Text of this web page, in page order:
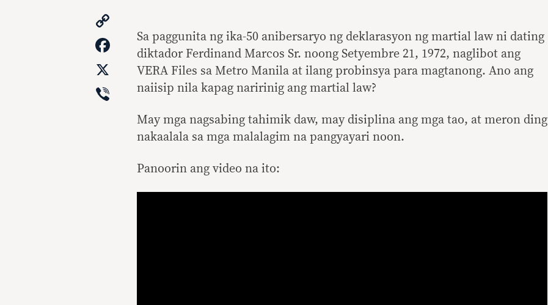
Link
Facebook
Viber
Sa paggunita ng ika-50 anibersaryo ng deklarasyon ng martial law ni dating
diktador Ferdinand Marcos Sr. noong Setyembre 21, 1972, naglibot ang
VERA Files sa Metro Manila at ilang probinsya para magtanong. Ano ang
naiisip nila kapag naririnig ang martial law?
May mga nagsabing tahimik daw, may disiplina ang mga tao, at meron ding
nakaalala sa mga malalagim na pangyayari noon.
Panoorin ang video na ito: